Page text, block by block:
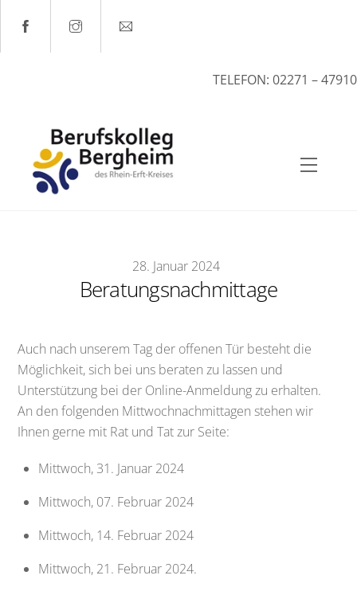
content
TELEFON: 02271 – 47910
Menu
28. Januar 2024
Beratungsnachmittage
Auch nach unserem Tag der offenen Tür besteht die
Möglichkeit, sich bei uns beraten zu lassen und
Unterstützung bei der Online-Anmeldung zu erhalten.
An den folgenden Mittwochnachmittagen stehen wir
Ihnen gerne mit Rat und Tat zur Seite:
Mittwoch, 31. Januar 2024
Mittwoch, 07. Februar 2024
Mittwoch, 14. Februar 2024
Mittwoch, 21. Februar 2024.